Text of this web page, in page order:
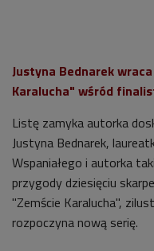
Justyna Bednarek
Karalucha" wśród
Listę zamyka autorka
Justyna Bednarek,
Wspaniałego i autorka
przygody dziesięciu
"Zemście Karalucha",
rozpoczyna nową serię.